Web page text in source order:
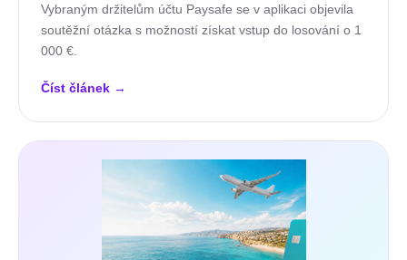
Vybraným držitelům účtu Paysafe se v aplikaci objevila
soutěžní otázka s možností získat vstup do losování o 1
000 €.
Číst článek →